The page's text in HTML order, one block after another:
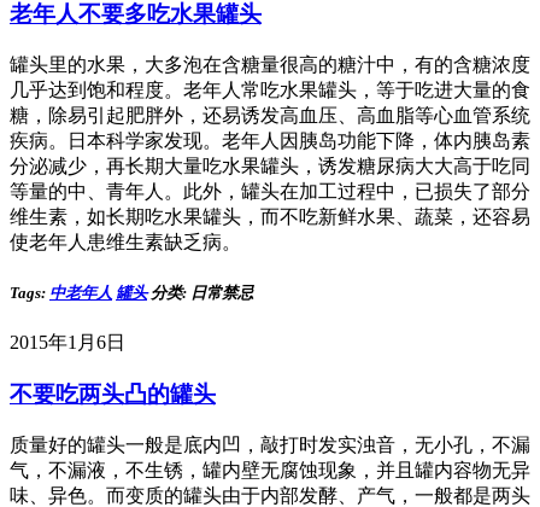
老年人不要多吃水果罐头
罐头里的水果，大多泡在含糖量很高的糖汁中，有的含糖浓度
几乎达到饱和程度。老年人常吃水果罐头，等于吃进大量的食
糖，除易引起肥胖外，还易诱发高血压、高血脂等心血管系统
疾病。日本科学家发现。老年人因胰岛功能下降，体内胰岛素
分泌减少，再长期大量吃水果罐头，诱发糖尿病大大高于吃同
等量的中、青年人。此外，罐头在加工过程中，已损失了部分
维生素，如长期吃水果罐头，而不吃新鲜水果、蔬菜，还容易
使老年人患维生素缺乏病。
Tags: 中老年人 罐头 分类: 日常禁忌
2015年1月6日
不要吃两头凸的罐头
质量好的罐头一般是底内凹，敲打时发实浊音，无小孔，不漏
气，不漏液，不生锈，罐内壁无腐蚀现象，并且罐内容物无异
味、异色。而变质的罐头由于内部发酵、产气，一般都是两头